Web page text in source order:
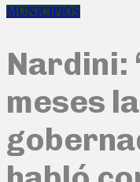
MUNICIPIOS
Nardini:
meses la